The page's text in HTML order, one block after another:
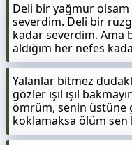
Deli bir yağmur olsam
severdim. Deli bir
kadar severdim. Ama
aldığım her nefes
Yalanlar bitmez
gözler ışıl ışıl
ömrüm, senin üstüne
koklamaksa ölüm